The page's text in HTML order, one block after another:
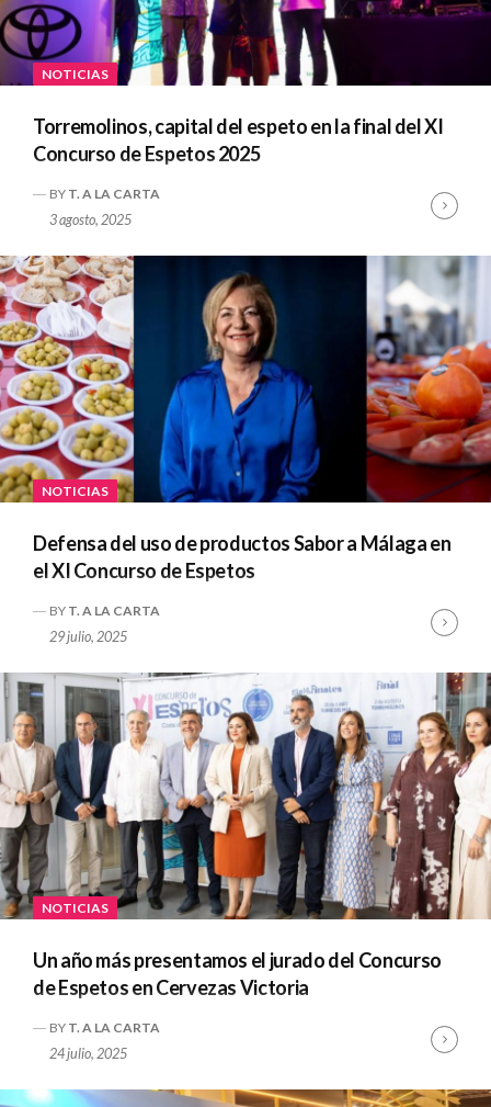
NOTICIAS
Torremolinos, capital del espeto en la final del XI
Concurso de Espetos 2025
BY T. A LA CARTA
3 agosto, 2025
NOTICIAS
Defensa del uso de productos Sabor a Málaga en
el XI Concurso de Espetos
BY T. A LA CARTA
29 julio, 2025
NOTICIAS
Un año más presentamos el jurado del Concurso
de Espetos en Cervezas Victoria
BY T. A LA CARTA
24 julio, 2025